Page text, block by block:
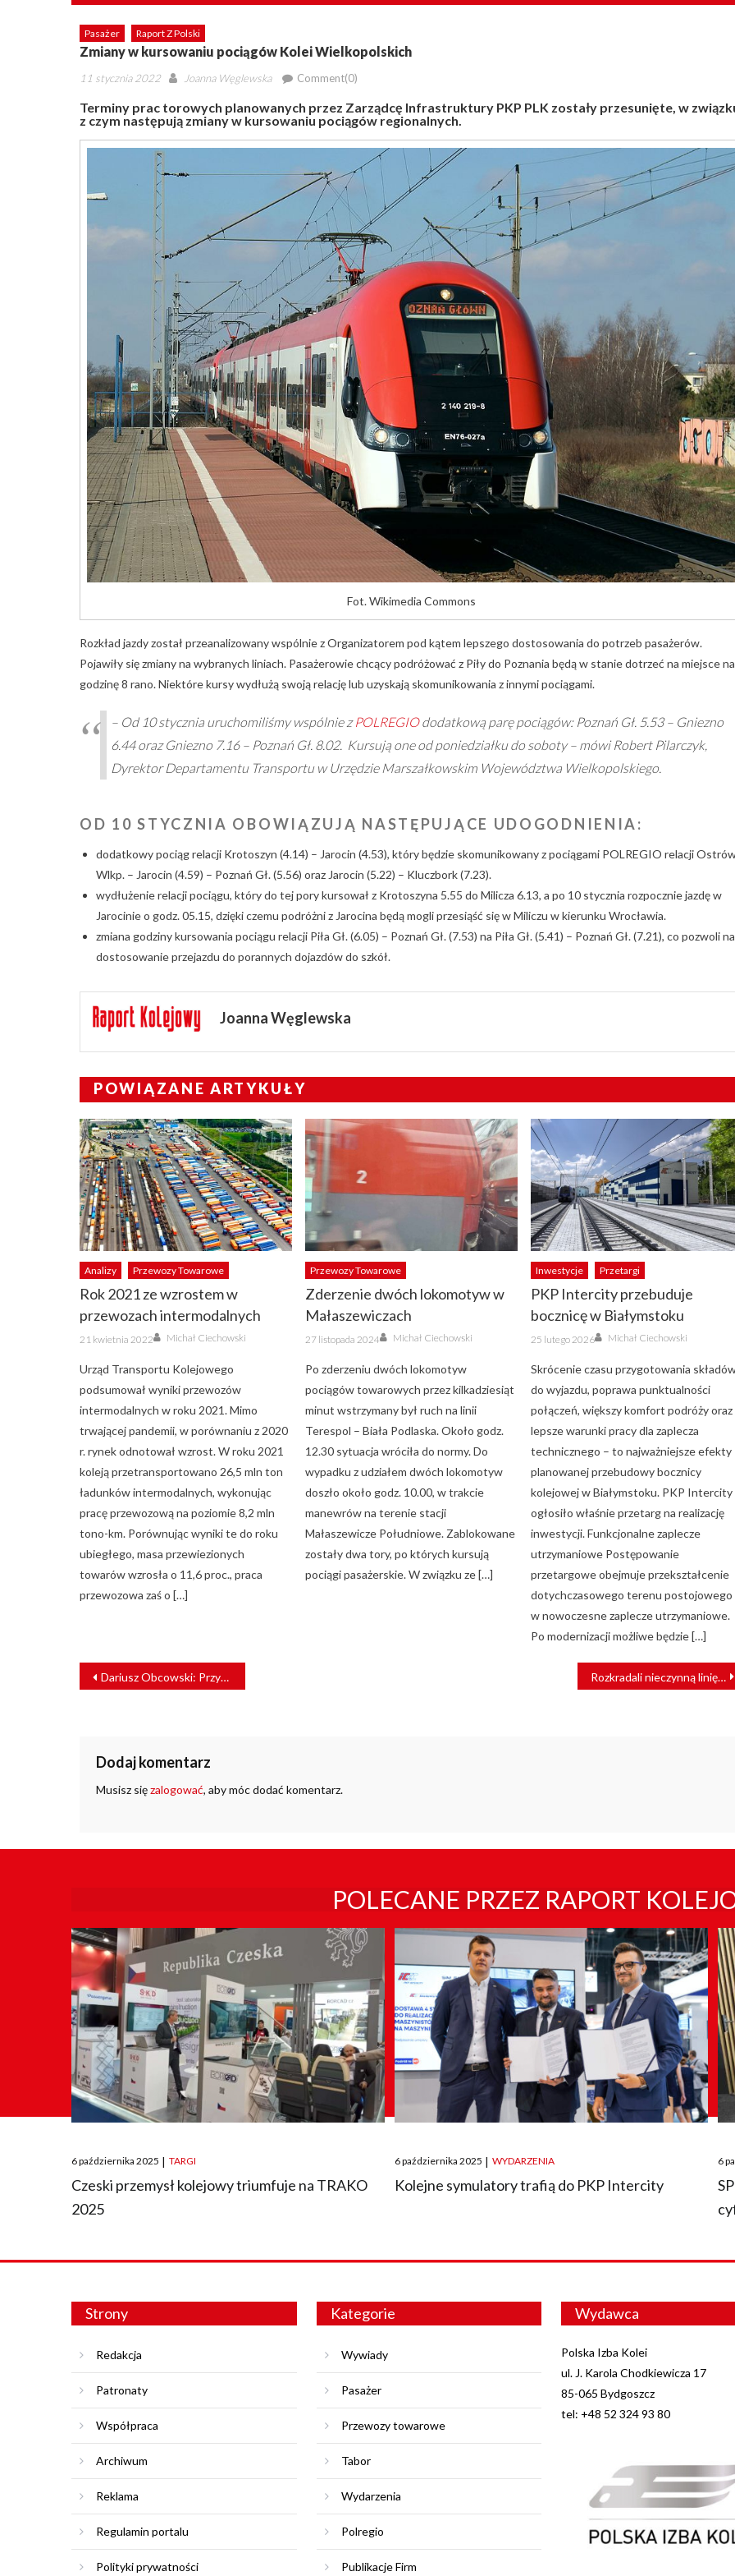
Pasażer Raport Z Polski
Zmiany w kursowaniu pociągów Kolei Wielkopolskich
Posted
11 stycznia 2022 Author
Joanna Węglewska Comment(0)
Terminy prac torowych planowanych przez Zarządcę Infrastruktury PKP PLK zostały przesunięte, w
z czym następują zmiany w kursowaniu pociągów regionalnych.
Fot. Wikimedia Commons
Rozkład jazdy został przeanalizowany wspólnie z Organizatorem pod kątem lepszego dostosowania do potrzeb pasażerów.
Pojawiły się zmiany na wybranych liniach. Pasażerowie chcący podróżować z Piły do Poznania będą w stanie dotrzeć na miejsce na
godzinę 8 rano. Niektóre kursy wydłużą swoją relację lub uzyskają skomunikowania z innymi pociągami.
– Od 10 stycznia uruchomiliśmy wspólnie zPOLREGIOdodatkową parę pociągów: Poznań Gł. 5.53 – Gniezno
6.44 oraz Gniezno 7.16 – Poznań Gł. 8.02. Kursują one od poniedziałku do soboty – mówi Robert Pilarczyk,
Dyrektor Departamentu Transportu w Urzędzie Marszałkowskim Województwa Wielkopolskiego.
OD 10 STYCZNIA OBOWIĄZUJĄ NASTĘPUJĄCE UDOGODNIENIA:
dodatkowy pociąg relacji Krotoszyn (4.14) – Jarocin (4.53), który będzie skomunikowany z pociągami POLREGIO relacji
Wlkp. – Jarocin (4.59) – Poznań Gł. (5.56) oraz Jarocin (5.22) – Kluczbork (7.23).
wydłużenie relacji pociągu, który do tej pory kursował z Krotoszyna 5.55 do Milicza 6.13, a po 10 stycznia rozpocznie jazdę w
Jarocinie o godz. 05.15, dzięki czemu podróżni z Jarocina będą mogli przesiąść się w Miliczu w kierunku Wrocławia.
zmiana godziny kursowania pociągu relacji Piła Gł. (6.05) – Poznań Gł. (7.53) na Piła Gł. (5.41) – Poznań Gł. (7.21), co pozwoli na
dostosowanie przejazdu do porannych dojazdów do szkół.
Joanna Węglewska
POWIĄZANE ARTYKUŁY
Analizy Przewozy Towarowe
Rok 2021 ze wzrostem w
przewozach intermodalnych
Posted
on
21 kwietnia 2022 Author
Michał Ciechowski
Urząd Transportu Kolejowego
podsumował wyniki przewozów
intermodalnych w roku 2021. Mimo
trwającej pandemii, w porównaniu z 2020
r. rynek odnotował wzrost. W roku 2021
koleją przetransportowano 26,5 mln ton
ładunków intermodalnych, wykonując
pracę przewozową na poziomie 8,2 mln
tono-km. Porównując wyniki te do roku
ubiegłego, masa przewiezionych
towarów wzrosła o 11,6 proc., praca
przewozowa zaś o […]
Przewozy Towarowe
Zderzenie dwóch lokomotyw w
Małaszewiczach
Posted
on
27 listopada 2024 Author
Michał Ciechowski
Po zderzeniu dwóch lokomotyw
pociągów towarowych przez kilkadziesiąt
minut wstrzymany był ruch na linii
Terespol – Biała Podlaska. Około godz.
12.30 sytuacja wróciła do normy. Do
wypadku z udziałem dwóch lokomotyw
doszło około godz. 10.00, w trakcie
manewrów na terenie stacji
Małaszewicze Południowe. Zablokowane
zostały dwa tory, po których kursują
pociągi pasażerskie. W związku ze […]
Inwestycje Przetargi
PKP Intercity przebuduje
bocznicę w Białymstoku
Posted
on
25 lutego 2026 Author
Michał Ciechowski
Skrócenie czasu przygotowania
do wyjazdu, poprawa punktualności
połączeń, większy komfort podróży oraz
lepsze warunki pracy dla zaplecza
technicznego – to najważniejsze efekty
planowanej przebudowy bocznicy
kolejowej w Białymstoku. PKP Intercity
ogłosiło właśnie przetarg na realizację
inwestycji. Funkcjonalne zaplecze
utrzymaniowe Postępowanie
przetargowe obejmuje przekształcenie
dotychczasowego terenu postojowego
w nowoczesne zaplecze utrzymaniowe.
Po modernizacji możliwe będzie […]
NAWIGACJA
WPISU
Dariusz Obcowski: Przyszłość miast to inteligentne rozwiązania transportowe [WYWIAD] Rozkradali nieczynną linię kolejową
Dodaj komentarz
Musisz sięzalogować, aby móc dodać komentarz.
POLECANE PRZEZ RAPORT
Posted
on
6 października 2025 | TARGI
Czeski przemysł kolejowy triumfuje na TRAKO
2025
Posted
on
6 października 2025 | WYDARZENIA
Kolejne symulatory trafią do PKP Intercity
on
6
Strony
Redakcja
Patronaty
Współpraca
Archiwum
Reklama
Regulamin portalu
Polityki prywatności
Kategorie
Wywiady
Pasażer
Przewozy towarowe
Tabor
Wydarzenia
Polregio
Publikacje Firm
Wydawca
Polska Izba Kolei
ul. J. Karola Chodkiewicza 17
85-065 Bydgoszcz
tel: +48 52 324 93 80